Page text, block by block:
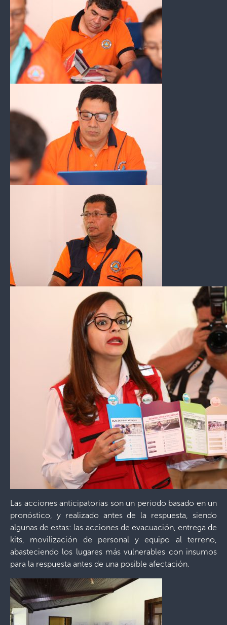
Las acciones anticipatorias son un periodo basado en un
pronóstico, y realizado antes de la respuesta, siendo
algunas de estas: las acciones de evacuación, entrega de
kits, movilización de personal y equipo al terreno,
abasteciendo los lugares más vulnerables con insumos
para la respuesta antes de una posible afectación.